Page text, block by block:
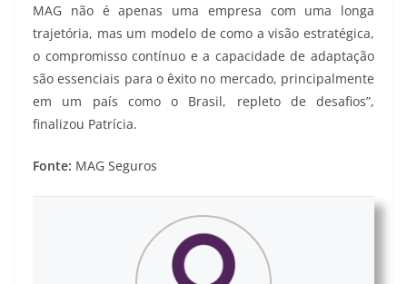
MAG não é apenas uma empresa com uma longa
trajetória, mas um modelo de como a visão estratégica,
o compromisso contínuo e a capacidade de adaptação
são essenciais para o êxito no mercado, principalmente
em um país como o Brasil, repleto de desafios”,
finalizou Patrícia.
Fonte: MAG Seguros